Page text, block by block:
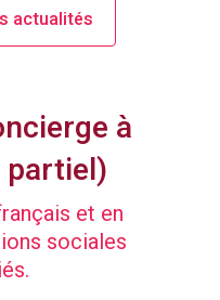
actualités
à
partiel)
et en
sociales